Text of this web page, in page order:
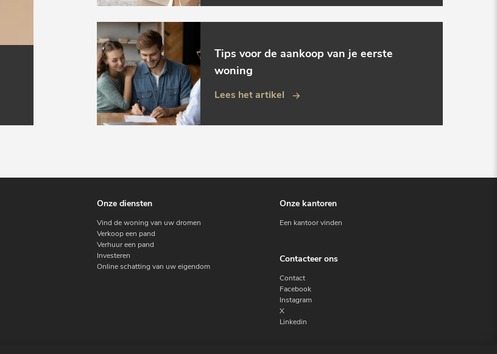
Tips voor de aankoop van je eerste
woning
Lees het artikel
Onze diensten
Vind de woning van uw dromen
Verkoop een pand
Verhuur een pand
Investeren
Online schatting van uw eigendom
Onze kantoren
Een kantoor vinden
Contacteer ons
Contact
Facebook
Instagram
X
Linkedin